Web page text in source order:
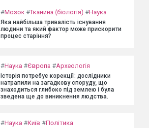
#Мозок #Тканина (біологія) #Наука
Яка найбільша тривалість існування
людини та який фактор може прискорити
процес старіння?
#Наука #Європа #Археологія
Історія потребує корекції: дослідники
натрапили на загадкову споруду, що
знаходиться глибоко під землею і була
зведена ще до виникнення людства.
#Наука #Київ #Політика